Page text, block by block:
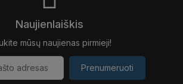
Naujienlaiškis
mūsų naujienas pirmieji!
Prenumeruoti